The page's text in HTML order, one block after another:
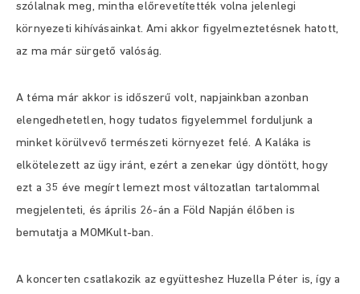
szólalnak meg, mintha előrevetítették volna jelenlegi
környezeti kihívásainkat. Ami akkor figyelmeztetésnek hatott,
az ma már sürgető valóság.
A téma már akkor is időszerű volt, napjainkban azonban
elengedhetetlen, hogy tudatos figyelemmel forduljunk a
minket körülvevő természeti környezet felé. A Kaláka is
elkötelezett az ügy iránt, ezért a zenekar úgy döntött, hogy
ezt a 35 éve megírt lemezt most változatlan tartalommal
megjelenteti, és április 26-án a Föld Napján élőben is
bemutatja a MOMKult-ban.
A koncerten csatlakozik az együtteshez Huzella Péter is, így a